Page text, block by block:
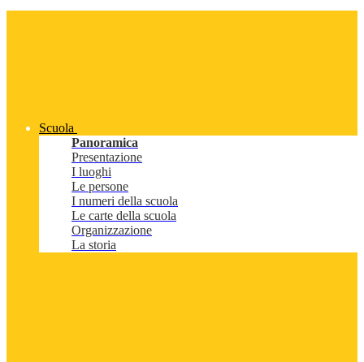
Scuola
Panoramica
Presentazione
I luoghi
Le persone
I numeri della scuola
Le carte della scuola
Organizzazione
La storia